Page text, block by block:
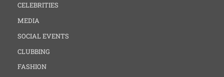
CELEBRITIES
MEDIA
SOCIAL EVENTS
CLUBBING
FASHION